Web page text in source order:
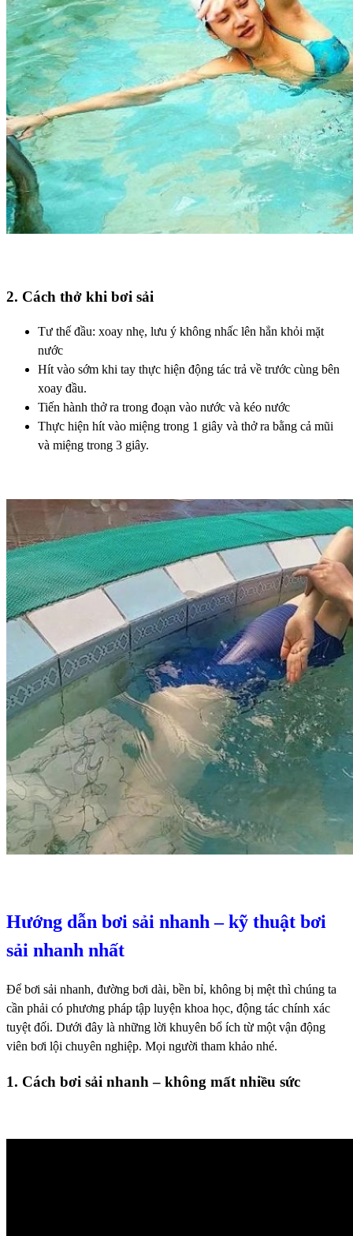
2. Cách thở khi bơi sải
Tư thế đầu: xoay nhẹ, lưu ý không nhấc lên hẳn khỏi mặt
nước
Hít vào sớm khi tay thực hiện động tác trả về trước cùng bên
xoay đầu.
Tiến hành thở ra trong đoạn vào nước và kéo nước
Thực hiện hít vào miệng trong 1 giây và thở ra bằng cả mũi
và miệng trong 3 giây.
Hướng dẫn bơi sải nhanh – kỹ thuật bơi
sải nhanh nhất
Để bơi sải nhanh, đường bơi dài, bền bỉ, không bị mệt thì chúng ta
cần phải có phương pháp tập luyện khoa học, động tác chính xác
tuyệt đối. Dưới đây là những lời khuyên bổ ích từ một vận động
viên bơi lội chuyên nghiệp. Mọi người tham khảo nhé.
1. Cách bơi sải nhanh – không mất nhiều sức